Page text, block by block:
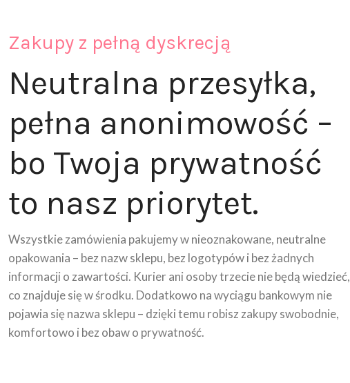
Zakupy z pełną dyskrecją
Neutralna przesyłka,
pełna anonimowość –
bo Twoja prywatność
to nasz priorytet.
Wszystkie zamówienia pakujemy w nieoznakowane, neutralne
opakowania – bez nazw sklepu, bez logotypów i bez żadnych
informacji o zawartości. Kurier ani osoby trzecie nie będą wiedzieć,
co znajduje się w środku. Dodatkowo na wyciągu bankowym nie
pojawia się nazwa sklepu – dzięki temu robisz zakupy swobodnie,
komfortowo i bez obaw o prywatność.